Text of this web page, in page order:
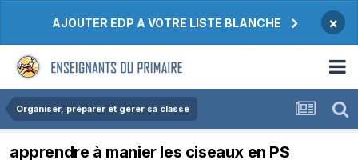
AJOUTER EDP A VOTRE LISTE BLANCHE ×
Organiser, préparer et gérer sa classe
apprendre à manier les ciseaux en PS